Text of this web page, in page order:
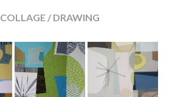
COLLAGE / DRAWING